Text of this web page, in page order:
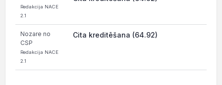
Redakcija NACE
2.1
Nozare no
CSP
Redakcija NACE
2.1
Cita kreditēšana (64.92)